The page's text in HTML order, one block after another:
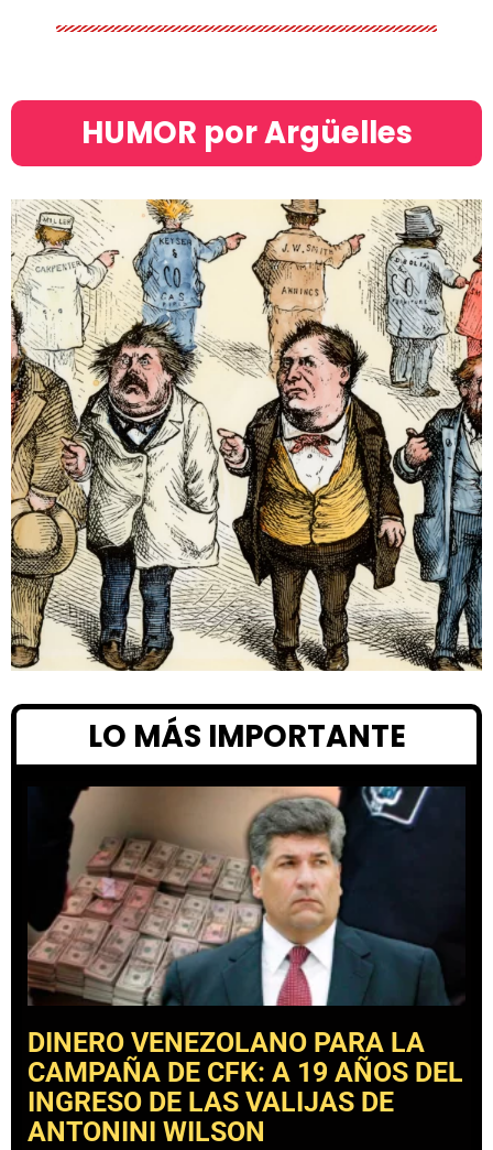
HUMOR por Argüelles​
LO MÁS IMPORTANTE
DINERO VENEZOLANO PARA LA
CAMPAÑA DE CFK: A 19 AÑOS DEL
INGRESO DE LAS VALIJAS DE
ANTONINI WILSON